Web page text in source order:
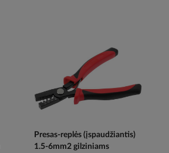
Presas-replės (įspaudžiantis)
1.5-6mm2 gilziniams